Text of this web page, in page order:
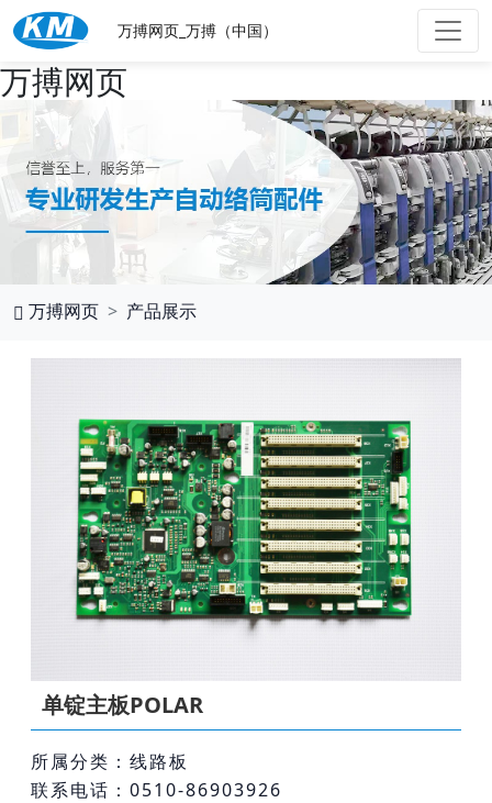
万搏网页
万搏网页_万搏（中国）
万搏网页 产品展示
单锭主板POLAR
所属分类：线路板
联系电话：0510-86903926